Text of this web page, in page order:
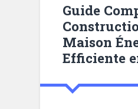
Guide
Maison
Efficiente